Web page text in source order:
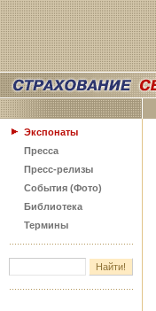
Экспонаты
Пресса
Пресс-релизы
События (Фото)
Библиотека
Термины